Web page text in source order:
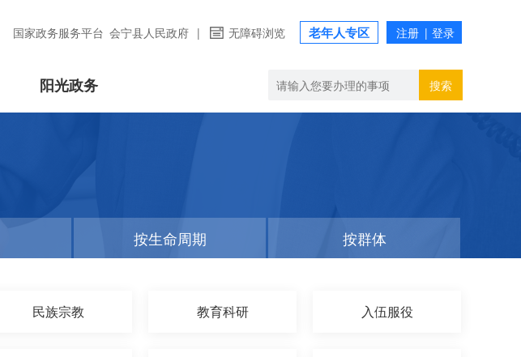
国家政务服务平台 会宁县人民政府 | 无障碍浏览 老年人专区
阳光政务 搜索
按生命周期 按群体
民族宗教 教育科研 入伍服役